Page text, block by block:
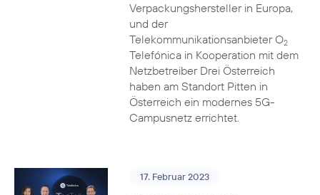
Verpackungshersteller in Europa,
und der
Telekommunikationsanbieter O2
Telefónica in Kooperation mit dem
Netzbetreiber Drei Österreich
haben am Standort Pitten in
Österreich ein modernes 5G-
Campusnetz errichtet.
17. Februar 2023